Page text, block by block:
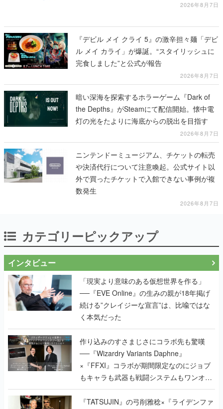
2026年8月7日
『デビル メイ クライ 5』の激辛担々麺「デビ
ル メイ カライ」が爆誕。“スタイリッシュに
完食しました”と公式が報告
2026年8月7日
暗い深海を探索するホラーゲーム『Dark of
the Depths』がSteamにて配信開始。懐中電
灯の光をたよりに海底からの脱出を目指す
2026年8月7日
ニンテンドーミュージアム、チケットの転売
や決済代行について注意喚起。公式サイト以
外で買ったチケットで入館できない事例が複
数発生
2026年8月7日
カテゴリーピックアップ
インタビュー
「現実より意味のある仮想世界を作る」
──『EVE Online』の生みの親が18年掲げ
続ける”クレイジーな宣言”は、比喩ではな
く本気だった
作り込みのすさまじさにコラボ先も驚嘆
──『Wizardry Variants Daphne』
×『FFXI』コラボが期間限定なのにジョブ
もキャラも武器も戦闘システムもワンオフ
で作り込まれた理由を両ディレクターに聞
く
『TATSUJIN』の弓削雅稔×『ライデンファ